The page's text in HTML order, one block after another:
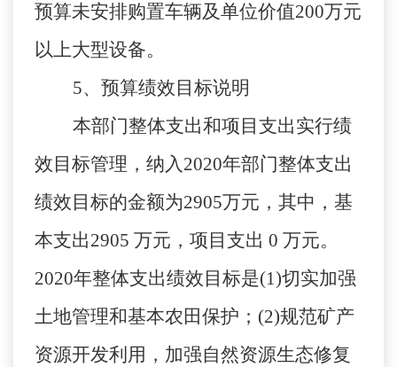
预算未安排购置车辆及单位价值200万元
以上大型设备。
5、 预算绩效目标说明
本部门整体支出和项目支出实行绩
效目标管理，纳入2020年部门整体支出
绩效目标的金额为2905万元，其中，基
本支出2905 万元，项目支出 0 万元。
2020年整体支出绩效目标是(1)切实加强
土地管理和基本农田保护；(2)规范矿产
资源开发利用，加强自然资源生态修复